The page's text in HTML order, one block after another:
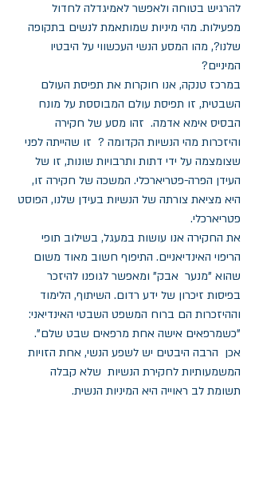
להרגיש בטוחה ולאפשר לאמיגדלה לחדול
מפעילות. מהי מיניות שמותאמת לנשים בתקופה
שלנו?, מהו המסע הנשי העכשווי על היבטיו
המיניים?
במרכז טנקה, אנו חוקרות את תפיסת העולם
השבטית, זו תפיסת עולם המבוססת על מונח
הבסיס אימא אדמה.  זהו מסע של חקירה
והיזכרות מהי הנשיות הקדומה ?  זו שהייתה לפני
שצומצמה על ידי דתות ותרבויות שונות, זו של
העידן הפרה-פטריארכלי. המשכה של חקירה זו,
היא מציאת צורתה של הנשיות בעידן שלנו, הפוסט
פטריארכלי.
את החקירה אנו עושות במעגל, בשילוב תופי
הריפוי האינדיאניים. התיפוף חשוב מאוד משום
שהוא "מנער  אבק" ומאפשר לגופנו להיזכר
בפיסות זיכרון של ידע רדום. השיתוף, הלימוד
וההיזכרות הם ברוח המשפט השבטי האינדיאני:
"כשמרפאים אישה אחת מרפאים שבט שלם".
אכן  הרבה היבטים יש לשפע הנשי, אחת הזויות
המשמעותיות לחקירת הנשיות  שלא קבלה
תשומת לב ראוייה היא המיניות הנשית.